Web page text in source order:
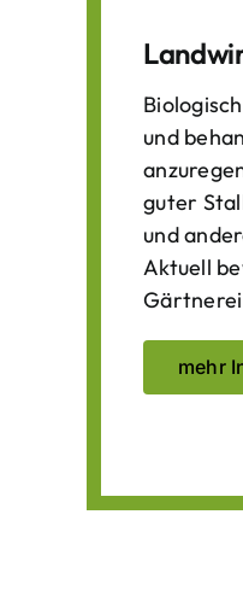
und
guter
und
Aktuell
mehr